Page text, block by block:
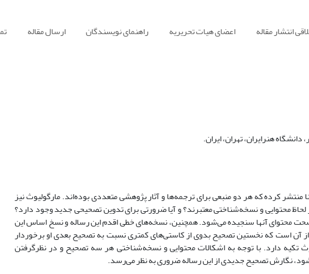
انتشار مقاله اعضای هیات تحریریه راهنمای نویسندگان ارسال مقاله
هنرایران، تهران، ایران.
کرده که هر دو منبعی برای ترجمه‌ها و آثار پژوهشی متعددی بوده‌اند. مارگولیوث نیز
محتوایی و نسخه‌شناختی معتبرند؟ و آیا ضرورتی برای تدوین تصحیحی جدید وجود دارد؟
محتوای آنها سنجیده می‌شود. همچنین، نسخه‌های خطی اقدم این رساله و نسخ اساس این
آن است که نخستین تصحیح بدوی از کاستی‌های کمتری نسبت به تصحیح بعدی او برخوردار
تکیه دارد. با توجه به اشکالات محتوایی و نسخه‌شناختی هر سه تصحیح و در نظرگرفتن
نگارش تصحیح جدیدی از این رساله ضروری به نظر می‌رسد.